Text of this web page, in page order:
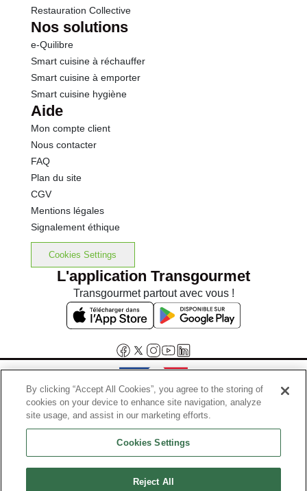
Restauration Collective
Nos solutions
e-Quilibre
Smart cuisine à réchauffer
Smart cuisine à emporter
Smart cuisine hygiène
Aide
Mon compte client
Nous contacter
FAQ
Plan du site
CGV
Mentions légales
Signalement éthique
Cookies Settings
L'application Transgourmet
Transgourmet partout avec vous !
Interdiction de vente de boissons alcooliques aux mineurs de
moins de 18 ans
La preuve de majorité de l'acheteur est exigée au moment de la vente
Code de la santé publique, Aar.l.3342-1 et l.3353-3
By clicking “Accept All Cookies”, you agree to the storing of
cookies on your device to enhance site navigation, analyze
site usage, and assist in our marketing efforts.
Cookies Settings
Reject All